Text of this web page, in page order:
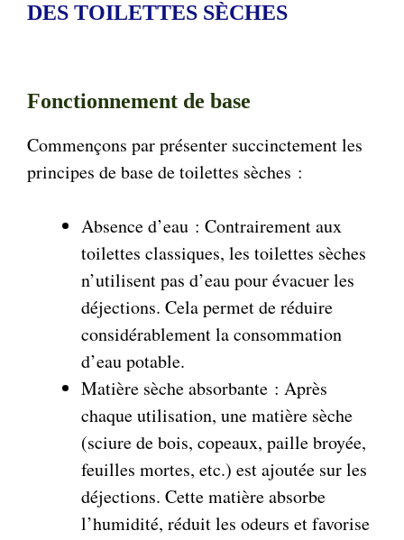
DES TOILETTES SÈCHES
Fonctionnement de base
Commençons par présenter succinctement les
principes de base de toilettes sèches :
Absence d’eau : Contrairement aux
toilettes classiques, les toilettes sèches
n’utilisent pas d’eau pour évacuer les
déjections. Cela permet de réduire
considérablement la consommation
d’eau potable.
Matière sèche absorbante : Après
chaque utilisation, une matière sèche
(sciure de bois, copeaux, paille broyée,
feuilles mortes, etc.) est ajoutée sur les
déjections. Cette matière absorbe
l’humidité, réduit les odeurs et favorise